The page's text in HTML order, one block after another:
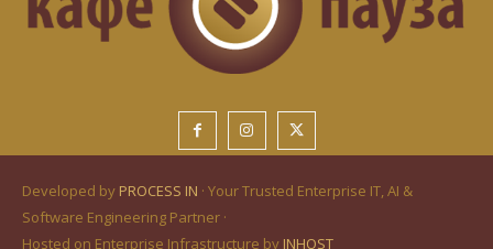
Developed by PROCESS IN · Your Trusted Enterprise IT, AI &
Software Engineering Partner ·
Hosted on Enterprise Infrastructure by INHOST